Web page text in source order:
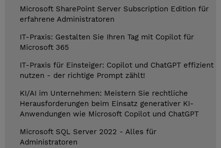
Microsoft SharePoint Server Subscription Edition für
erfahrene Administratoren
IT-Praxis: Gestalten Sie Ihren Tag mit Copilot für
Microsoft 365
IT-Praxis für Einsteiger: Copilot und ChatGPT effizient
nutzen - der richtige Prompt zählt!
KI/AI im Unternehmen: Meistern Sie rechtliche
Herausforderungen beim Einsatz generativer KI-
Anwendungen wie Microsoft Copilot und ChatGPT
Microsoft SQL Server 2022 - Alles für
Administratoren